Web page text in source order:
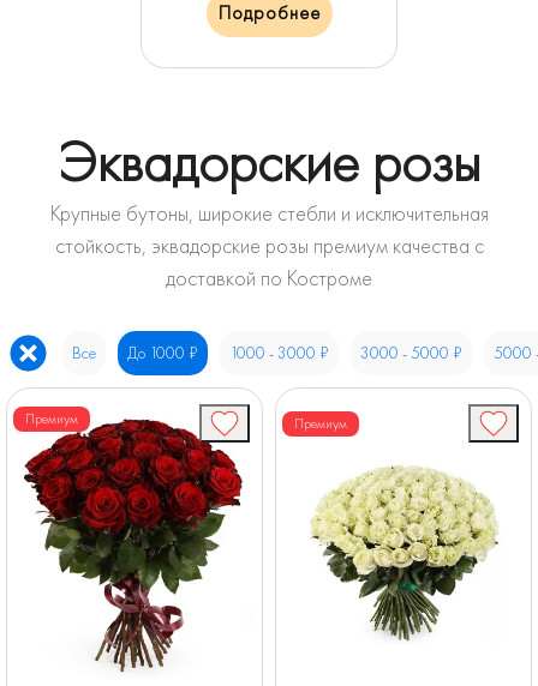
Подробнее
Эквадорские розы
Крупные бутоны, широкие стебли и исключительная
стойкость, эквадорские розы премиум качества с
доставкой по Костроме
Все До 1000 ₽ 1000 - 3000 ₽ 3000 - 5000 ₽ 5000
Премиум Премиум